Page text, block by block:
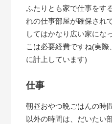
ふたりとも家で仕事をす
れの仕事部屋が確保され
してはかなり広い家にな
こは必要経費ですね(実
に計上しています)
仕事
朝昼おやつ晩ごはんの時
以外の時間は、だいたい